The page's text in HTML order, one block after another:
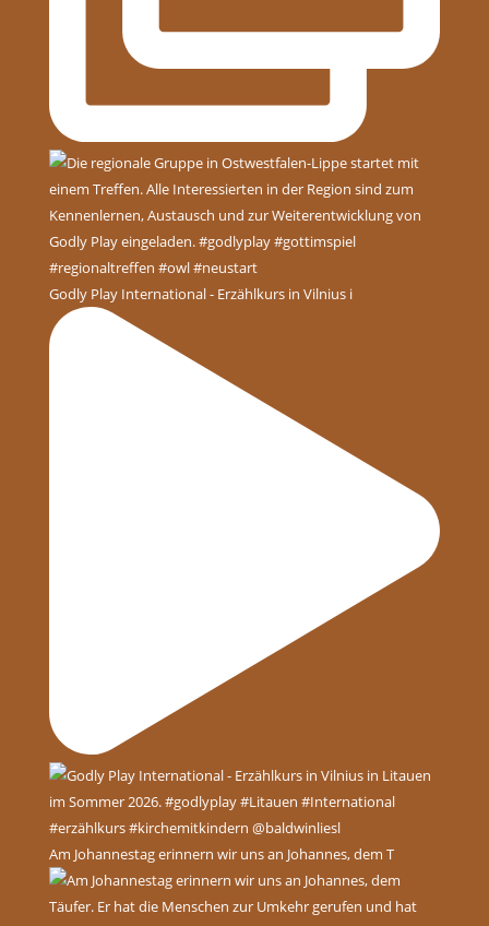
Godly Play International - Erzählkurs in Vilnius i
Am Johannestag erinnern wir uns an Johannes, dem T